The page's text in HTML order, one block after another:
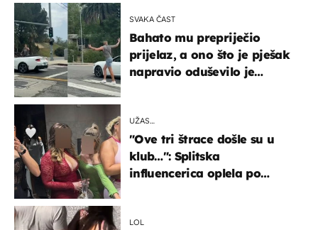
SVAKA ČAST
Bahato mu prepriječio
prijelaz, a ono što je pješak
napravio oduševilo je
UŽAS…
"Ove tri štrace došle su u
klub…": Splitska
influencerica oplela po
LOL